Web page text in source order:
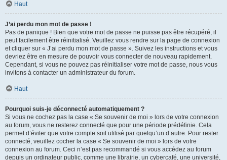
Haut
J’ai perdu mon mot de passe !
Pas de panique ! Bien que votre mot de passe ne puisse pas être récupéré, il
peut facilement être réinitialisé. Veuillez vous rendre sur la page de connexion
et cliquer sur « J’ai perdu mon mot de passe ». Suivez les instructions et vous
devriez être en mesure de pouvoir vous connecter de nouveau rapidement.
Cependant, si vous ne pouvez pas réinitialiser votre mot de passe, nous vous
invitons à contacter un administrateur du forum.
Haut
Pourquoi suis-je déconnecté automatiquement ?
Si vous ne cochez pas la case « Se souvenir de moi » lors de votre connexion
au forum, vous ne resterez connecté que pour une période prédéfinie. Cela
permet d’éviter que votre compte soit utilisé par quelqu’un d’autre. Pour rester
connecté, veuillez cocher la case « Se souvenir de moi » lors de votre
connexion au forum. Ceci n’est pas recommandé si vous accédez au forum
depuis un ordinateur public, comme une librairie, un cybercafé, une université,